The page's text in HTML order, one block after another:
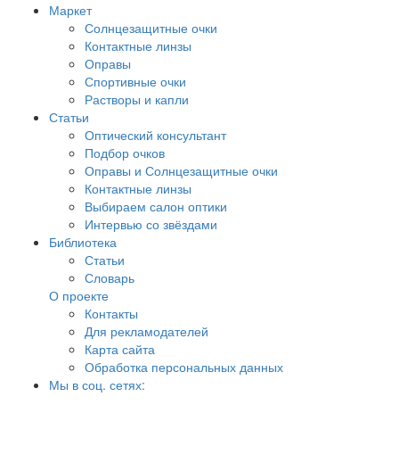
Маркет
Солнцезащитные очки
Контактные линзы
Оправы
Спортивные очки
Растворы и капли
Статьи
Оптический консультант
Подбор очков
Оправы и Солнцезащитные очки
Контактные линзы
Выбираем салон оптики
Интервью со звёздами
Библиотека
Статьи
Словарь
О проекте
Контакты
Для рекламодателей
Карта сайта
Обработка персональных данных
Мы в соц. сетях: